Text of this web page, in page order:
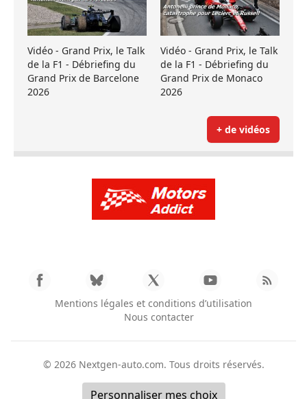
Vidéo - Grand Prix, le Talk
de la F1 - Débriefing du
Grand Prix de Barcelone
2026
Vidéo - Grand Prix, le Talk
de la F1 - Débriefing du
Grand Prix de Monaco
2026
+ de vidéos
Mentions légales et conditions d’utilisation
Nous contacter
© 2026 Nextgen-auto.com. Tous droits réservés.
Personnaliser mes choix